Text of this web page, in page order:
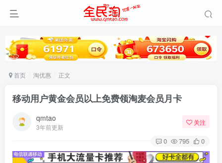
首页 淘优惠 正文
移动用户黄金会员以上免费领淘麦会员月卡
qmtao
3年前更新
关注
0 795 0